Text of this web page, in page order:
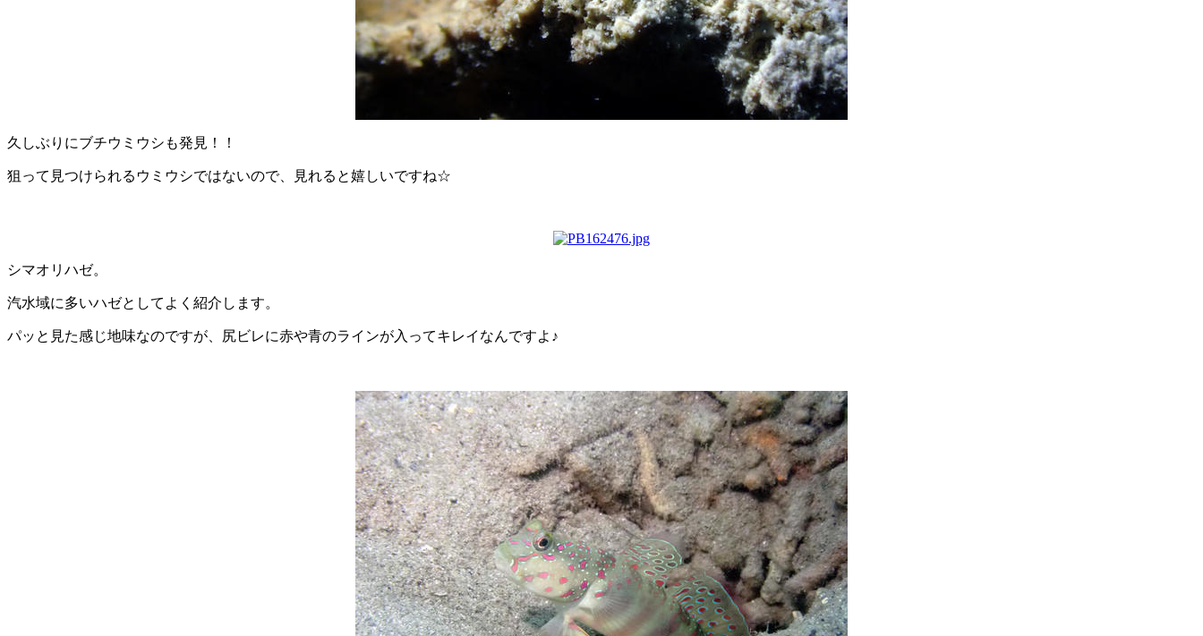
久しぶりにブチウミウシも発見！！
狙って見つけられるウミウシではないので、見れると嬉しいですね☆
シマオリハゼ。
汽水域に多いハゼとしてよく紹介します。
パッと見た感じ地味なのですが、尻ビレに赤や青のラインが入ってキレイなんですよ♪